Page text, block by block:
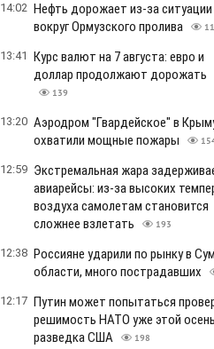
14:02 Нефть дорожает из-за ситуации
вокруг Ормузского пролива
13:41 Курс валют на 7 августа: евро и
доллар продолжают дорожать
139
13:20 Аэродром "Гвардейское" в
охватили мощные пожары
12:59 Экстремальная жара
авиарейсы: из-за высоких
воздуха самолетам становится
сложнее взлетать
193
12:38 Россияне ударили по рынку в
области, много пострадавших
12:17 Путин может попытаться
решимость НАТО уже этой
разведка США
198